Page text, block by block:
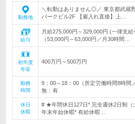
勤務地
＼転勤はありません◎／ 東京都武蔵
パークビル2F 【雇入れ直後】上…
給与
月給275,000円～329,000円 (一律支
（53,000円～63,000円／月30時間…
初年度
年収
400万円～500万円
勤務
時間
9：00～18：00（所定労働時間8時間
無：有
休日
休暇
# ★年間休日127日* 完全週休2日制（
年末年始休暇* 有給休暇…